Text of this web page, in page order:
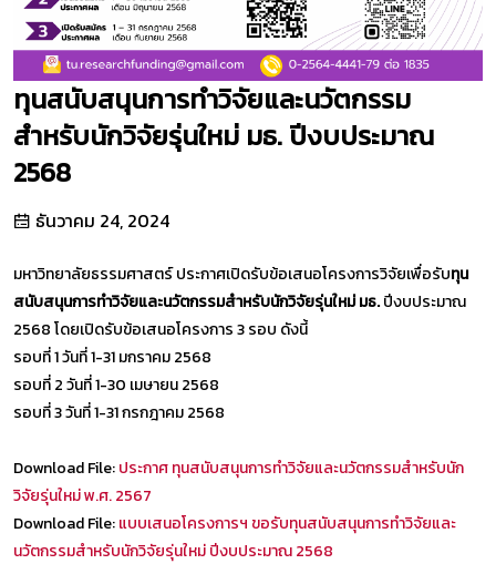
ทุนสนับสนุนการทำวิจัยและนวัตกรรม
สำหรับนักวิจัยรุ่นใหม่ มธ. ปีงบประมาณ
2568
ธันวาคม 24, 2024
มหาวิทยาลัยธรรมศาสตร์ ประกาศเปิดรับข้อเสนอโครงการวิจัยเพื่อรับทุน
สนับสนุนการทำวิจัยและนวัตกรรมสำหรับนักวิจัยรุ่นใหม่ มธ.ปีงบประมาณ
2568 โดยเปิดรับข้อเสนอโครงการ 3 รอบ ดังนี้
รอบที่ 1 วันที่ 1-31 มกราคม 2568
รอบที่ 2 วันที่ 1-30 เมษายน 2568
รอบที่ 3 วันที่ 1-31 กรกฎาคม 2568
Download File:ประกาศ ทุนสนับสนุนการทำวิจัยและนวัตกรรมสำหรับนัก
วิจัยรุ่นใหม่ พ.ศ. 2567
Download File:แบบเสนอโครงการฯ ขอรับทุนสนับสนุนการทำวิจัยและ
นวัตกรรมสำหรับนักวิจัยรุ่นใหม่ ปีงบประมาณ 2568